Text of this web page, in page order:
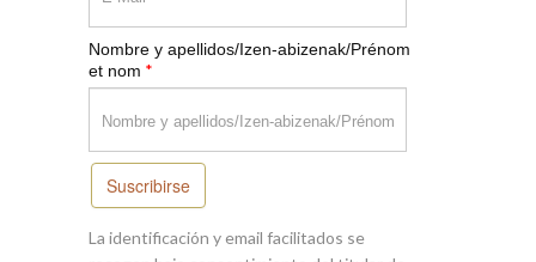
Nombre y apellidos/Izen-abizenak/Prénom
et nom *
Suscribirse
La identificación y email facilitados se